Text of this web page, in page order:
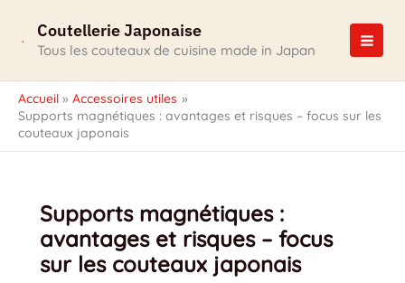
contenu
Coutellerie Japonaise
Tous les couteaux de cuisine made in Japan
Accueil
Accessoires utiles
Supports magnétiques : avantages et risques – focus sur les
couteaux japonais
Supports magnétiques :
avantages et risques – focus
sur les couteaux japonais